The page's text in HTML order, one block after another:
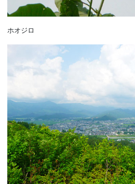
ホオジロ